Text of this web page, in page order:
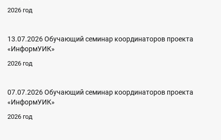
2026 год
13.07.2026 Обучающий семинар координаторов проекта
«ИнформУИК»
2026 год
07.07.2026 Обучающий семинар координаторов проекта
«ИнформУИК»
2026 год